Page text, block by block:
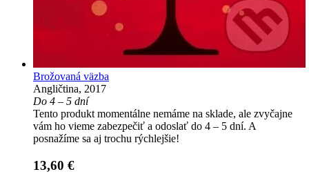
Brožovaná väzba
Angličtina, 2017
Do 4 – 5 dní
Tento produkt momentálne nemáme na sklade, ale zvyčajne
vám ho vieme zabezpečiť a odoslať do 4 – 5 dní. A
posnažíme sa aj trochu rýchlejšie!
13,60 €